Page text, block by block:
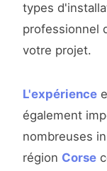
types
professionnel
votre projet.
L'expérience
également
nombreuses
région Corse